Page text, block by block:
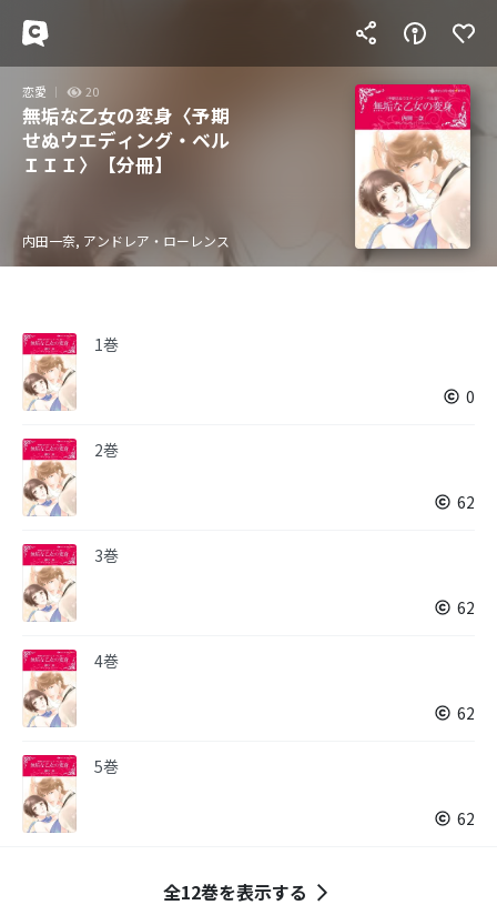
恋愛 20
無垢な乙女の変身〈予期
せぬウエディング・ベル
ＩＩＩ〉【分冊】
内田一奈, アンドレア・ローレンス
1巻
0
2巻
62
3巻
62
4巻
62
5巻
62
全12巻を表示する